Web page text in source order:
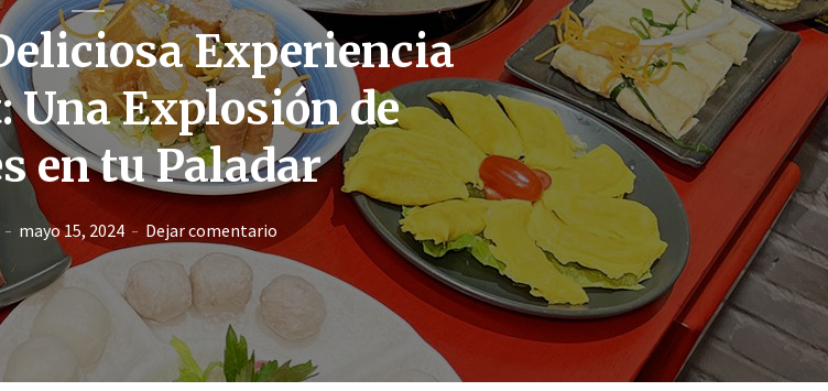
Experiencia
Una Explosión de
en tu Paladar
mayo 15, 2024 Dejar comentario